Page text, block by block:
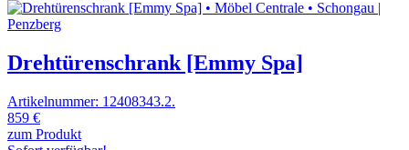
Drehtürenschrank [Emmy Spa]
Artikelnummer: 12408343.2.
859 €
zum Produkt